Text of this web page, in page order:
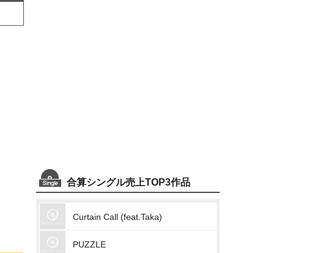
合算シングル売上TOP3作品
Curtain Call (feat.Taka)
PUZZLE